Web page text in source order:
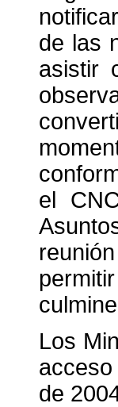
de las
asistir
el
Los
de